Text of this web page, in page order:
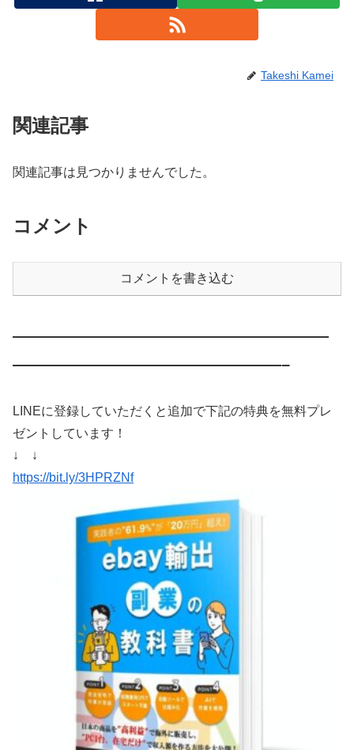
Takeshi Kamei
関連記事
関連記事は見つかりませんでした。
コメント
コメントを書き込む
————————————————————
—————————————————–
LINEに登録していただくと追加で下記の特典を無料プレ
ゼントしています！
↓ ↓
https://bit.ly/3HPRZNf